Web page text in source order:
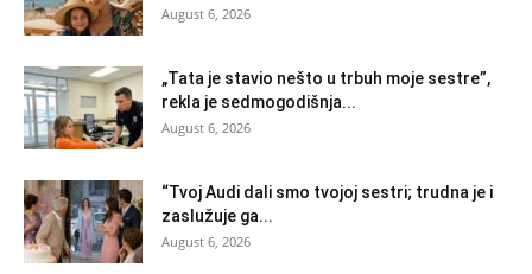
August 6, 2026
„Tata je stavio nešto u trbuh moje sestre”,
rekla je sedmogodišnja...
August 6, 2026
“Tvoj Audi dali smo tvojoj sestri; trudna je i
zaslužuje ga...
August 6, 2026